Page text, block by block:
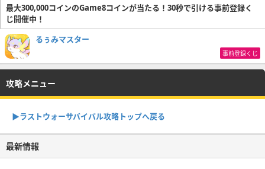
最大300,000コインのGame8コインが当たる！30秒で引ける事前登録く
じ開催中！
るぅみマスター
事前登録くじ
攻略メニュー
▶︎ラストウォーサバイバル攻略トップへ戻る
最新情報